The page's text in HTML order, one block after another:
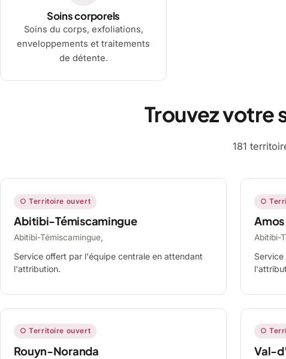
Soins corporels
Soins du corps, exfoliations,
enveloppements et traitements
de détente.
Trouvez votre
181
○ Territoire ouvert
Abitibi-Témiscamingue
Abitibi-Témiscamingue,
Service offert par l'équipe centrale en attendant
l'attribution.
○
Amos
Abitibi-
○ Territoire ouvert
Rouyn-Noranda
○
Val-